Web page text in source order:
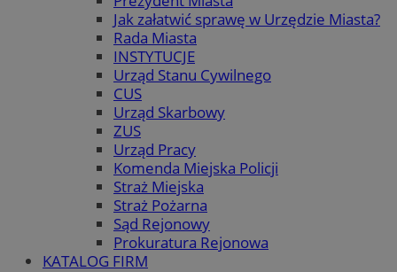
Jak załatwić sprawę w Urzędzie Miasta?
Rada Miasta
INSTYTUCJE
Urząd Stanu Cywilnego
CUS
Urząd Skarbowy
ZUS
Urząd Pracy
Komenda Miejska Policji
Straż Miejska
Straż Pożarna
Sąd Rejonowy
Prokuratura Rejonowa
KATALOG FIRM